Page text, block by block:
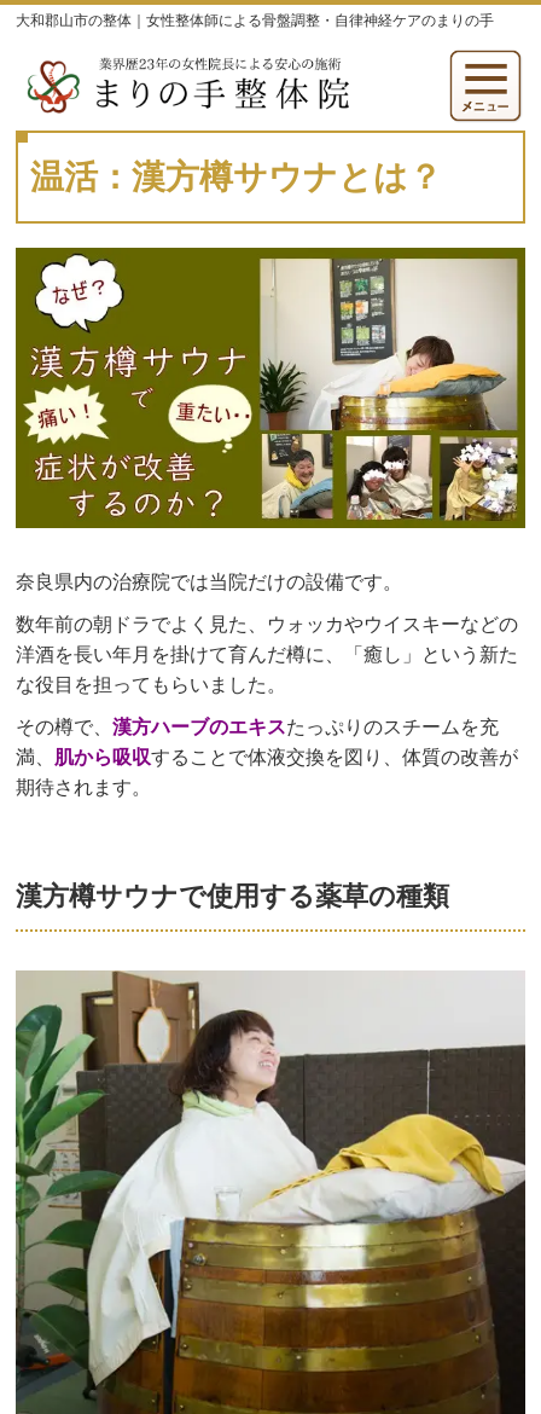
大和郡山市の整体｜女性整体師による骨盤調整・自律神経ケアのまりの手
温活：漢方樽サウナとは？
奈良県内の治療院では当院だけの設備です。
数年前の朝ドラでよく見た、ウォッカやウイスキーなどの
洋酒を長い年月を掛けて育んだ樽に、「癒し」という新た
な役目を担ってもらいました。
その樽で、漢方ハーブのエキスたっぷりのスチームを充
満、 肌から吸収することで体液交換を図り、体質の改善が
期待されます。
漢方樽サウナで使用する薬草の種類